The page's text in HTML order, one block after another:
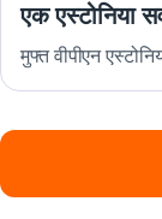
एक एस्टोनिया
मुफ्त वीपीएन